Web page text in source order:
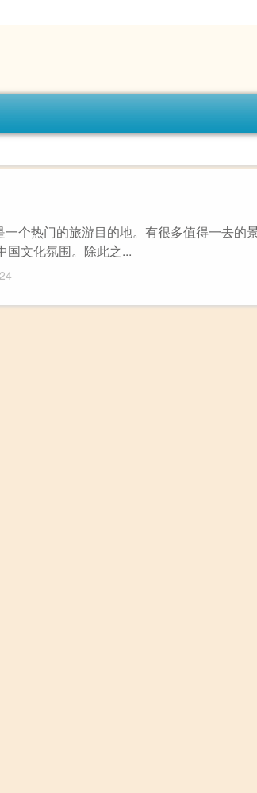
个热门的旅游目的地。有很多值得一去的
国文化氛围。除此之...